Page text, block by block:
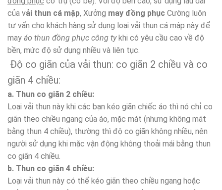
của vải thun cá mập, Xưởng may đồng phục Cường luôn
tư vấn cho khách hàng sử dụng loại vải thun cá mập này để
may áo thun đồng phục công tykhi có yêu cầu cao về độ
bền, mức độ sử dụng nhiều và liên tục.
Độ co giãn của vải thun: co giãn 2 chiều và co
giãn 4 chiều:
a. Thun co giãn 2 chiều:
Loại vải thun này khi các bạn kéo giãn chiếc áo thì nó chỉ co
giãn theo chiều ngang của áo, mặc mát (nhưng không mát
bằng thun 4 chiều), thường thì độ co giãn không nhiều, nên
người sử dụng khi mặc vận động không thoải mái bằng thun
co giãn 4 chiều.
b. Thun co giãn 4 chiều:
Loại vải thun này có thể kéo giãn theo chiều ngang hoặc